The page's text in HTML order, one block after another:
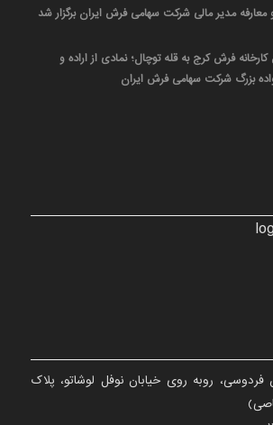
معارفه مدیر مالی شرکت سهامی فرش ایران برگزار شد
فرش کرج به قله توچال؛ نمادی از اراده و
بزرگ شرکت سهامی فرش ایران
فردوسی، روبه روی خیابان نوفل لوشاتو، پلاک